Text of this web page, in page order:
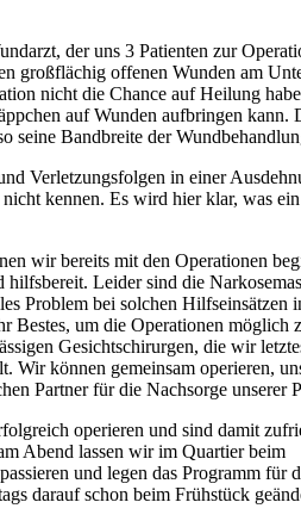
der uns 3 Patienten zur
großflächig offenen Wunden am
nicht die Chance auf Heilung
auf Wunden aufbringen kann.
seine Bandbreite der
Verletzungsfolgen in einer
kennen. Es wird hier klar, was
wir bereits mit den Operationen
hilfsbereit. Leider sind die
Problem bei solchen Hilfseinsätzen
Bestes, um die Operationen möglich
Gesichtschirurgen, die wir
Wir können gemeinsam operieren,
Partner für die Nachsorge unserer
operieren und sind damit
Abend lassen wir im Quartier beim
und legen das Programm für
darauf schon beim Frühstück